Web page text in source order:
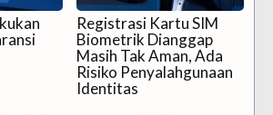
Registrasi Kartu SIM
Biometrik Dianggap
Masih Tak Aman, Ada
Risiko Penyalahgunaan
Identitas